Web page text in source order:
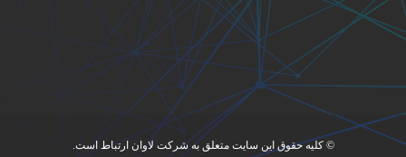
© کلیه حقوق این سایت متعلق به شرکت لاوان ارتباط است.